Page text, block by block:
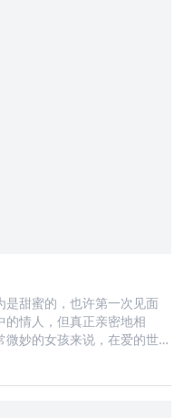
是甜蜜的，也许第一次见面
的情人，但真正亲密地相
微妙的女孩来说，在爱的世